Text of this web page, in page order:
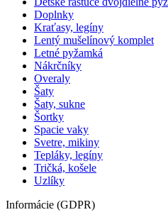
Doplnky
Kraťasy, legíny
Lentý mušelínový komplet
Letné pyžamká
Nákrčníky
Overaly
Šaty
Šaty, sukne
Šortky
Spacie vaky
Svetre, mikiny
Tepláky, legíny
Tričká, košele
Uzlíky
Informácie (GDPR)